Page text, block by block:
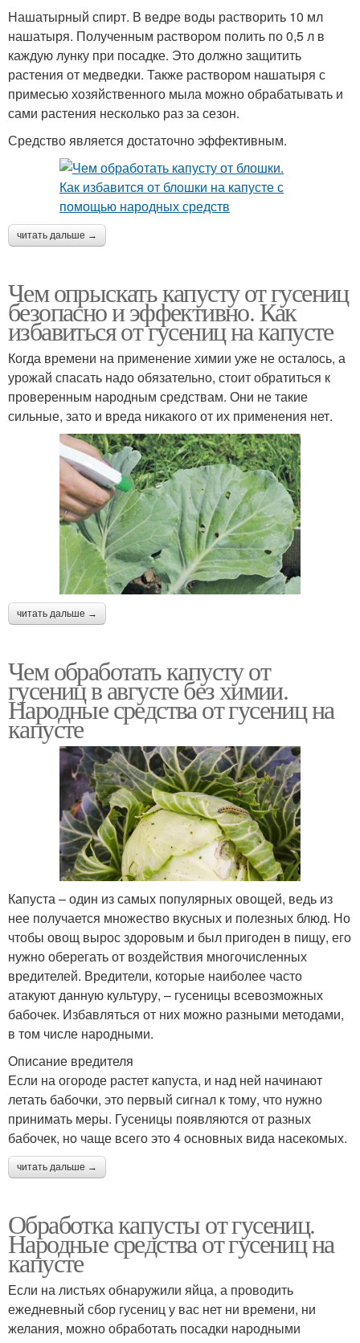
Нашатырный спирт. В ведре воды растворить 10 мл
нашатыря. Полученным раствором полить по 0,5 л в
каждую лунку при посадке. Это должно защитить
растения от медведки. Также раствором нашатыря с
примесью хозяйственного мыла можно обрабатывать и
сами растения несколько раз за сезон.
Средство является достаточно эффективным.
читать дальше →
Чем опрыскать капусту от гусениц
безопасно и эффективно. Как
избавиться от гусениц на капусте
Когда времени на применение химии уже не осталось, а
урожай спасать надо обязательно, стоит обратиться к
проверенным народным средствам. Они не такие
сильные, зато и вреда никакого от их применения нет.
читать дальше →
Чем обработать капусту от
гусениц в августе без химии.
Народные средства от гусениц на
капусте
Капуста – один из самых популярных овощей, ведь из
нее получается множество вкусных и полезных блюд. Но
чтобы овощ вырос здоровым и был пригоден в пищу, его
нужно оберегать от воздействия многочисленных
вредителей. Вредители, которые наиболее часто
атакуют данную культуру, – гусеницы всевозможных
бабочек. Избавляться от них можно разными методами,
в том числе народными.
Описание вредителя
Если на огороде растет капуста, и над ней начинают
летать бабочки, это первый сигнал к тому, что нужно
принимать меры. Гусеницы появляются от разных
бабочек, но чаще всего это 4 основных вида насекомых.
читать дальше →
Обработка капусты от гусениц.
Народные средства от гусениц на
капусте
Если на листьях обнаружили яйца, а проводить
ежедневный сбор гусениц у вас нет ни времени, ни
желания, можно обработать посадки народными